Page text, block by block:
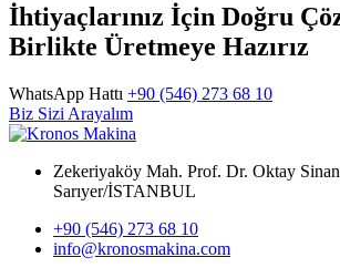
İhtiyaçlarınız İçin Doğru
Birlikte Üretmeye Hazırız
WhatsApp Hattı +90 (546) 273 68 10
Biz Sizi Arayalım
Zekeriyaköy Mah. Prof. Dr. Oktay
Sarıyer/İSTANBUL
+90 (546) 273 68 10
info@kronosmakina.com